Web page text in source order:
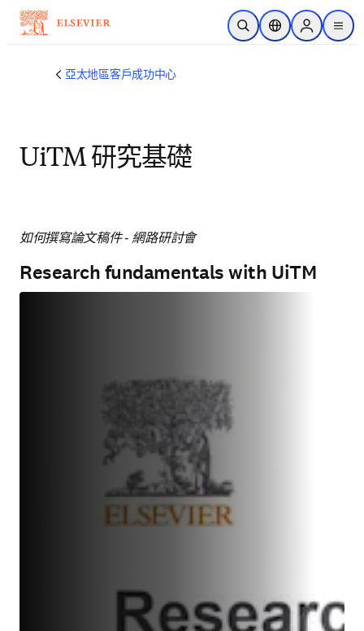
跳到主要內容
公開搜尋位置選擇器Sign in to
menu
亞太地區客戶成功中心
UiTM 研究基礎
如何撰寫論文稿件 - 網路研討會
Research fundamentals with UiTM